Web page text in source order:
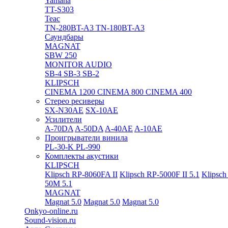
TT-S303
Teac
TN-280BT-A3 TN-180BT-A3
Саундбары
MAGNAT
SBW 250
MONITOR AUDIO
SB-4 SB-3 SB-2
KLIPSCH
CINEMA 1200 CINEMA 800 CINEMA 400
Стерео ресиверы
SX-N30AE SX-10AE
Усилители
A-70DA A-50DA A-40AE A-10AE
Проигрыватели винила
PL-30-K PL-990
Комплекты акустики
KLIPSCH
Klipsch RP-8060FA II Klipsch RP-5000F II 5.1 Klipsch
50M 5.1
MAGNAT
Magnat 5.0 Magnat 5.0 Magnat 5.0
Onkyo-online.ru
Sound-vision.ru